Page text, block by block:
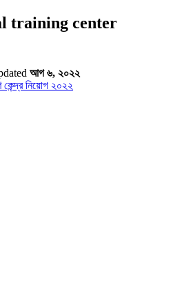
training center
আগ ৬, ২০২২